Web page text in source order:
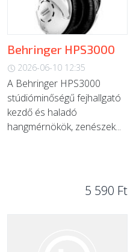
Behringer HPS3000
2026-06-10 12:35
A Behringer HPS3000
stúdióminőségű fejhallgató
kezdő és haladó
hangmérnökök, zenészek...
5 590 Ft